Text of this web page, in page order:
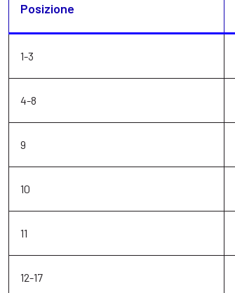
Posizione
1-3
4-8
9
10
11
12-17